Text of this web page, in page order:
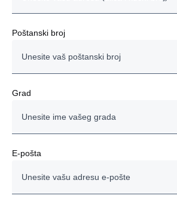
Poštanski broj
Grad
E-pošta